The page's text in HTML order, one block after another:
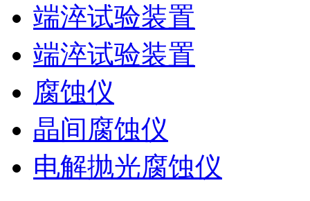
端淬试验装置
端淬试验装置
腐蚀仪
晶间腐蚀仪
电解抛光腐蚀仪